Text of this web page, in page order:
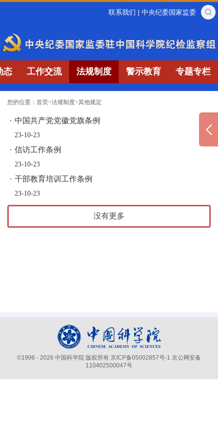
联系我们 | 中央纪委国家监委
态 工作交流 法规制度 警示教育 专题专栏
您的位置： 首页>法规制度>其他规定
中国共产党党徽党旗条例
23-10-23
信访工作条例
23-10-23
干部教育培训工作条例
23-10-23
没有更多
©1996 - 2026 中国科学院 版权所有 京ICP备05002857号-1 京公网安备
110402500047号